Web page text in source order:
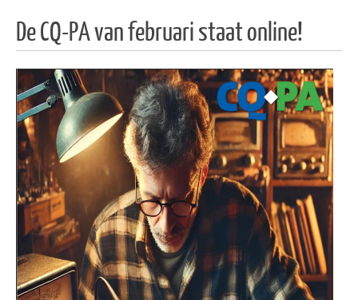
De CQ-PA van februari staat online!